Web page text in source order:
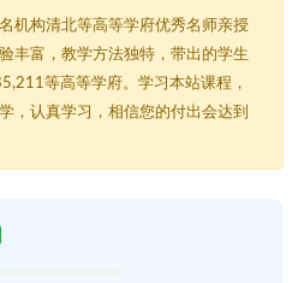
机构清北等高等学府优秀名师亲授
丰富，教学方法独特，带出的学生
等高等学府。学习本站课程，
，认真学习，相信您的付出会达到